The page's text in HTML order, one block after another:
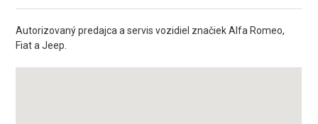
Autorizovaný predajca a servis vozidiel značiek Alfa Romeo,
Fiat a Jeep.